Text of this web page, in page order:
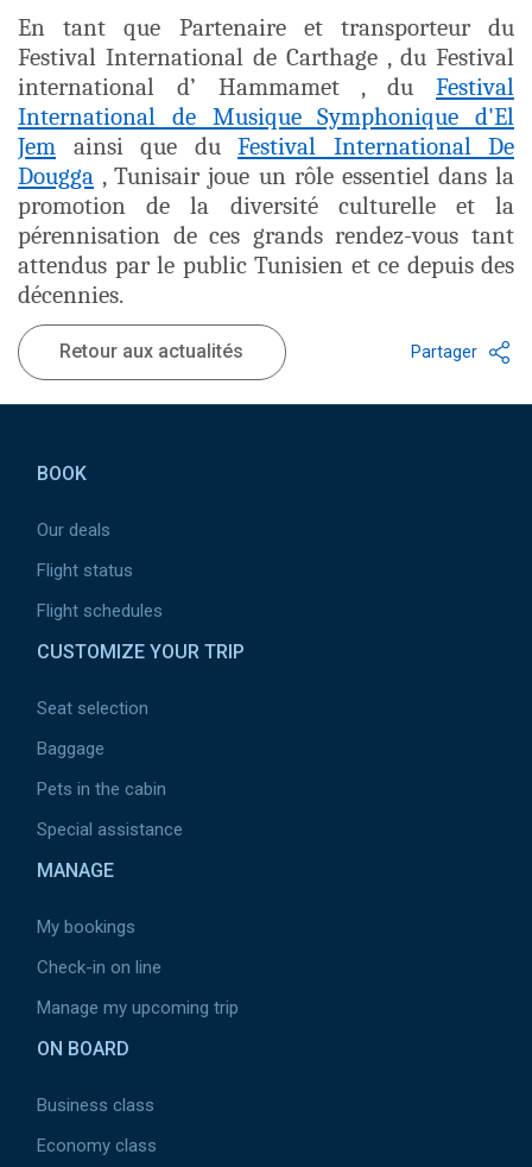
En tant que Partenaire et transporteur du
Festival International de Carthage , du Festival
international d’ Hammamet , du Festival
International de Musique Symphonique d'El
Jem ainsi que du Festival International De
Dougga , Tunisair joue un rôle essentiel dans la
promotion de la diversité culturelle et la
pérennisation de ces grands rendez-vous tant
attendus par le public Tunisien et ce depuis des
décennies.
Retour aux actualités Partager
BOOK
Our deals
Flight status
Flight schedules
CUSTOMIZE YOUR TRIP
Seat selection
Baggage
Pets in the cabin
Special assistance
MANAGE
My bookings
Check-in on line
Manage my upcoming trip
ON BOARD
Business class
Economy class